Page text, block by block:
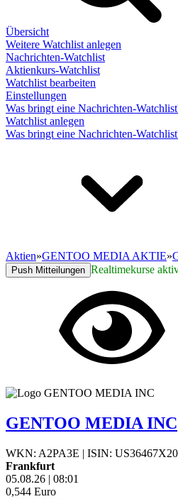
Übersicht
Weitere Watchlist anlegen
Nachrichten-Watchlist
Aktienkurs-Watchlist
Watchlist bearbeiten
Einstellungen
Was bringt eine Nachrichten-
Watchlist anlegen
Was bringt eine Nachrichten-
Aktien»GENTOO MEDIA AKTIE»
Push Mitteilungen Realtimekurse
GENTOO MEDIA INC
WKN: A2PA3E | ISIN:
Frankfurt
05.08.26 | 08:01
0,544 Euro